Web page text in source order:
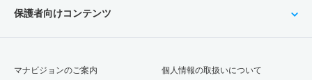
保護者向けコンテンツ
マナビジョンのご案内 個人情報の取扱いについて